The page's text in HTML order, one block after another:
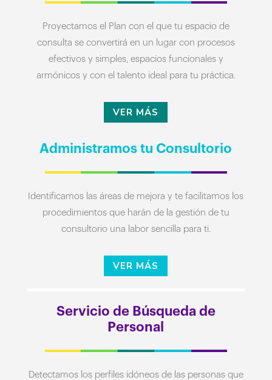
Proyectamos el Plan con el que tu espacio de
consulta se convertirá en un lugar con procesos
efectivos y simples, espacios funcionales y
armónicos y con el talento ideal para tu práctica.
VER MÁS
Administramos tu Consultorio
Identificamos las áreas de mejora y te facilitamos los
procedimientos que harán de la gestión de tu
consultorio una labor sencilla para ti.
VER MÁS
Servicio de Búsqueda de
Personal
Detectamos los perfiles idóneos de las personas que